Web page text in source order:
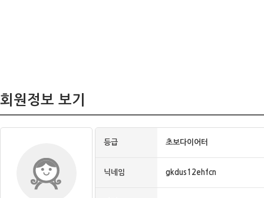
회원정보 보기
등급 초보다이어터
닉네임 gkdus12ehfcn